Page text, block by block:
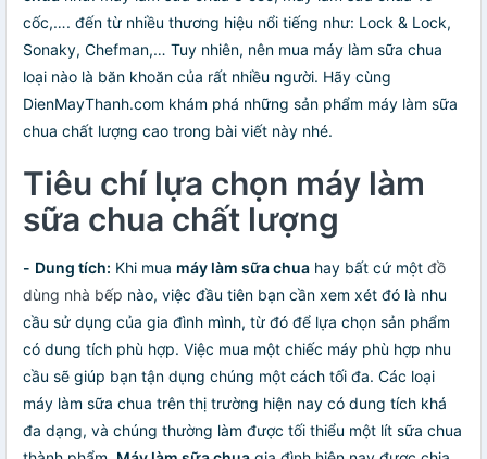
cốc,…. đến từ nhiều thương hiệu nổi tiếng như: Lock & Lock,
Sonaky, Chefman,… Tuy nhiên, nên mua máy làm sữa chua
loại nào là băn khoăn của rất nhiều người. Hãy cùng
DienMayThanh.com khám phá những sản phẩm máy làm sữa
chua chất lượng cao trong bài viết này nhé.
Tiêu chí lựa chọn máy làm
sữa chua chất lượng
- Dung tích: Khi mua máy làm sữa chua hay bất cứ một đồ
dùng nhà bếp nào, việc đầu tiên bạn cần xem xét đó là nhu
cầu sử dụng của gia đình mình, từ đó để lựa chọn sản phẩm
có dung tích phù hợp. Việc mua một chiếc máy phù hợp nhu
cầu sẽ giúp bạn tận dụng chúng một cách tối đa. Các loại
máy làm sữa chua trên thị trường hiện nay có dung tích khá
đa dạng, và chúng thường làm được tối thiểu một lít sữa chua